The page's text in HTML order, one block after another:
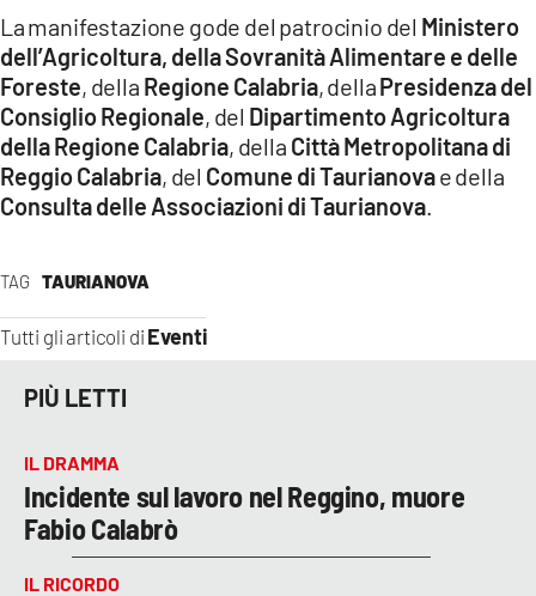
TAG TAURIANOVA
Tutti gli articoli di Eventi
La manifestazione gode del patrocinio del Ministero
dell’Agricoltura, della Sovranità Alimentare e delle
Foreste, della Regione Calabria, dellaPresidenza del
Consiglio Regionale, del Dipartimento Agricoltura
della Regione Calabria, della Città Metropolitana di
Reggio Calabria, del Comune di Taurianovae della
Consulta delle Associazioni di Taurianova
PIÙ LETTI
IL DRAMMA
Incidente sul lavoro nel Reggino, muore
Fabio Calabrò
IL RICORDO